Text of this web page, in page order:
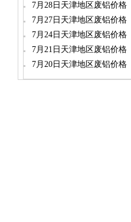
7月28日天津地区废铝价格
7月27日天津地区废铝价格
7月24日天津地区废铝价格
7月21日天津地区废铝价格
7月20日天津地区废铝价格